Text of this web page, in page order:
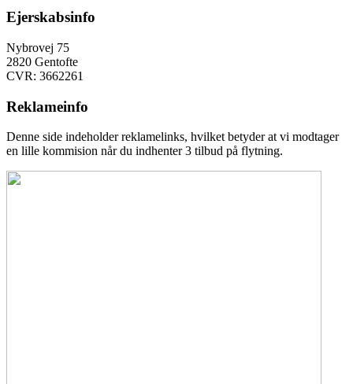
Ejerskabsinfo
Nybrovej 75
2820 Gentofte
CVR: 3662261
Reklameinfo
Denne side indeholder reklamelinks, hvilket betyder at vi modtager
en lille kommision når du indhenter 3 tilbud på flytning.